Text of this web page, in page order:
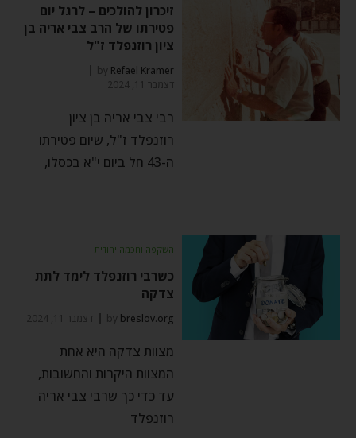
זיכרון להולכים – לרגל יום
פטירתו של הרב צבי אריה בן
ציון רוזנפלד ז"ל
by Refael Kramer
דצמבר 11, 2024
רבי צבי אריה בן ציון
רוזנפלד ז"ל, שיום פטירתו
ה-43 חל ביום י"א בכסלו,
השקפה וחכמה יהודית
כשרבי רוזנפלד לימד לתת
צדקה
by breslov.org דצמבר 11, 2024
מצוות צדקה היא אחת
המצוות היקרות והחשובות,
עד כדי כך שרבי צבי אריה
רוזנפלד